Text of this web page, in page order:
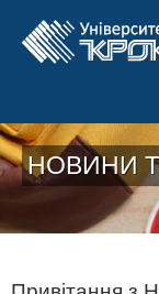
НОВИНИ